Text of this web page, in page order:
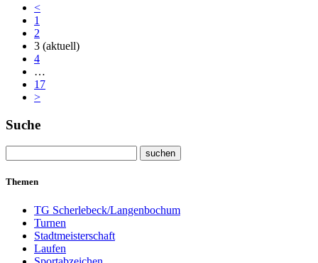
<
1
2
3 (aktuell)
4
…
17
>
Suche
Themen
TG Scherlebeck/Langenbochum
Turnen
Stadtmeisterschaft
Laufen